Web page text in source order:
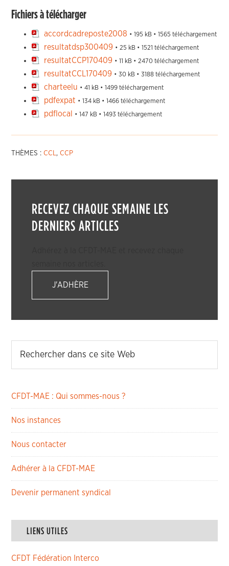
Fichiers à télécharger
accordcadreposte2008 • 195 kB • 1565 téléchargement
resultatdsp300409 • 25 kB • 1521 téléchargement
resultatCCP170409 • 11 kB • 2470 téléchargement
resultatCCL170409 • 30 kB • 3188 téléchargement
charteelu • 41 kB • 1499 téléchargement
pdfexpat • 134 kB • 1466 téléchargement
pdflocal • 147 kB • 1493 téléchargement
THÈMES :CCL,CCP
RECEVEZ CHAQUE SEMAINE LES
DERNIERS ARTICLES
J'ADHÈRE
CFDT-MAE : Qui sommes-nous ?
Nos instances
Nous contacter
Adhérer à la CFDT-MAE
Devenir permanent syndical
LIENS UTILES
CFDT Fédération Interco